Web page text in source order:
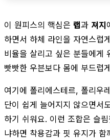
이 원피스의 핵심은 랩과 져지
하면서 하체 라인을 자연스럽
비율을 살리고 싶은 분들에게
빳빳한 우븐보다 몸에 부드럽
여기에 폴리에스테르, 폴리우
단이 쉽게 늘어지지 않으면서
하기 쉬워요. 이런 조합은 슬
냐하면 착용감과 핏 유지가